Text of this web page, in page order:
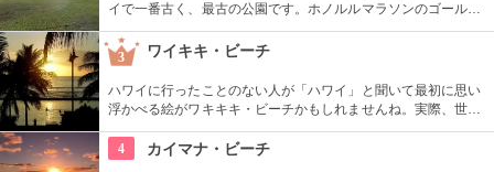
イで一番古く、最古の公園です。ホノルルマラソンのゴール地
点としても有名ですね。ハワイ王朝最後の王カラカウアによっ
て、クイーン・カピオラニの名前が冠せられました。
3 ワイキキ・ビーチ
ハワイに行ったことのない人が「ハワイ」と聞いて最初に思い
浮かべる絵がワキキキ・ビーチかもしれませんね。実際、世界
中から観光客が集まる有名な場所です。背景にはダイヤモン
ド・ヘッドが広がるビーチを散策し、「ハワイに来た！」を実
4 カイマナ・ビーチ